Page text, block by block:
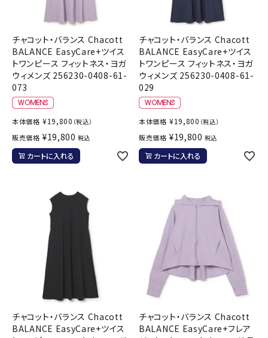
チャコット・バランス Chacott
BALANCE EasyCare+ツイス
トワンピース フィットネス・ヨガ
ウィメンズ 256230-0408-61-
073
本体価格 ¥19,800 （税込）
販売価格 ¥19,800 税込
カートに入れる
チャコット・バランス Chacott
BALANCE EasyCare+ツイス
トワンピース フィットネス・ヨガ
ウィメンズ 256230-0408-61-
029
本体価格 ¥19,800 （税込）
販売価格 ¥19,800 税込
カートに入れる
チャコット・バランス Chacott
BALANCE EasyCare+ツイス
チャコット・バランス Chacott
BALANCE EasyCare+フレア